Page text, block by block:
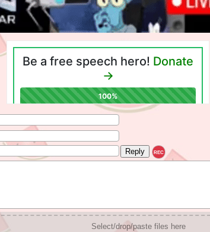
REC
Select/drop/paste files here